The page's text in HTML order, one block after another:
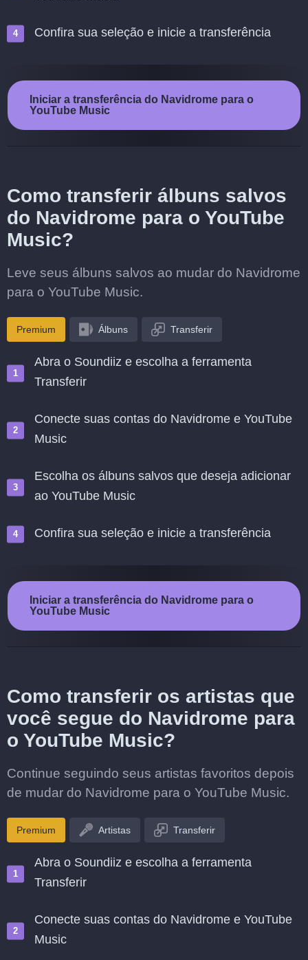
Confira sua seleção e inicie a transferência
Iniciar a transferência do Navidrome para o
YouTube Music
Como transferir álbuns salvos
do Navidrome para o YouTube
Music?
Leve seus álbuns salvos ao mudar do Navidrome
para o YouTube Music.
Premium Álbuns Transferir
Abra o Soundiiz e escolha a ferramenta
Transferir
Conecte suas contas do Navidrome e YouTube
Music
Escolha os álbuns salvos que deseja adicionar
ao YouTube Music
Confira sua seleção e inicie a transferência
Iniciar a transferência do Navidrome para o
YouTube Music
Como transferir os artistas que
você segue do Navidrome para
o YouTube Music?
Continue seguindo seus artistas favoritos depois
de mudar do Navidrome para o YouTube Music.
Premium Artistas Transferir
Abra o Soundiiz e escolha a ferramenta
Transferir
Conecte suas contas do Navidrome e YouTube
Music